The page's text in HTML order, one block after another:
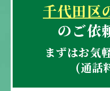
千代田区
のご依
まずはお気
(通話